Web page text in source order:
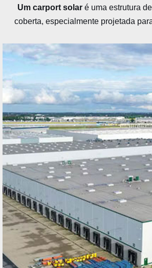
Um carport solar é uma estrutura
coberta, especialmente projetada